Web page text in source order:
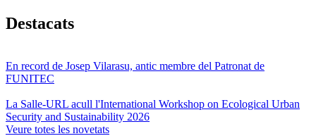
Destacats
En record de Josep Vilarasu, antic membre del Patronat de
FUNITEC
La Salle-URL acull l'International Workshop on Ecological Urban
Security and Sustainability 2026
Veure totes les novetats